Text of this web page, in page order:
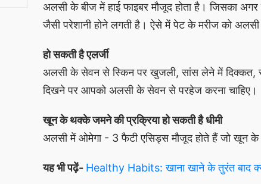
अलसी के बीज में हाई फाइबर मौजूद होता है। जिसका अगर
जैसी परेशानी होने लगती है। ऐसे में पेट के मरीज को
हो सकती है एलर्जी
अलसी के सेवन से स्किन पर खुजली, सांस लेने में दिक्कत,
दिखने पर आपको अलसी के सेवन से परहेज करना चाहिए।
खून के थक्के जमने की प्रक्रिया हो सकती है धीमी
अलसी में ओमेगा - 3 फैटी एसिड्स मौजूद होते हैं जो खून के
यह भी पढ़ें- Healthy Habits: खाना खाने के तुरंत बाद